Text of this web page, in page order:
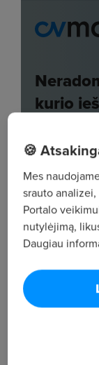
🍪
Mes
srauto
Portalo
nutylėjimą,
Daugiau